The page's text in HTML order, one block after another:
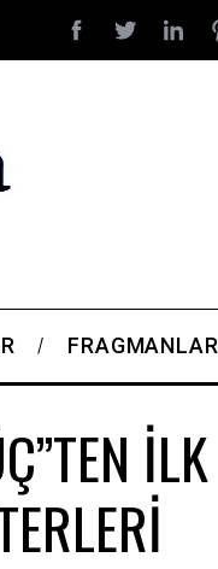
FRAGMANLAR
İLK